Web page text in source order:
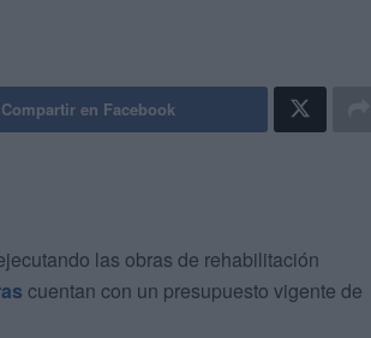
Compartir en Facebook
las obras de rehabilitación
cuentan con un presupuesto vigente de